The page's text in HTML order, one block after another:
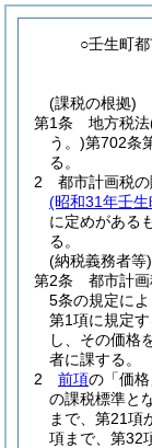
○壬生町
(課税の根拠)
第1条
地方税法
う。)第702条
る。
2
都市計画税
(昭和31年壬
に定めがある
る。
(納税義務者等)
第2条
都市計
5条の規定に
第1項に規定
し、その価格
者に課する。
2
前項の「価
の課税標準と
まで、第21項
項まで、第32